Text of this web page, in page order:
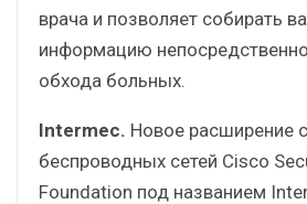
врача и позволяет собирать
информацию
обхода больных.
Intermec. Новое расширение
беспроводных сетей Cisco
Foundation под названием